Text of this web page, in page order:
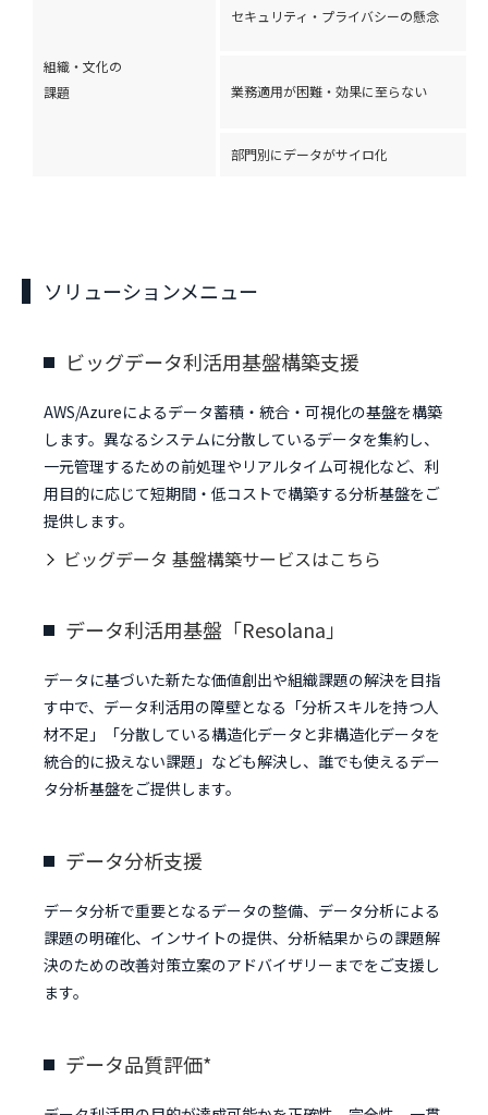
組織・文化の
課題
セキュリティ・プライバシーの懸念
業務適用が困難・効果に至らない
部門別にデータがサイロ化
ソリューションメニュー
ビッグデータ利活用基盤構築支援
AWS/Azureによるデータ蓄積・統合・可視化の基盤を構築
します。異なるシステムに分散しているデータを集約し、
一元管理するための前処理やリアルタイム可視化など、利
用目的に応じて短期間・低コストで構築する分析基盤をご
提供します。
ビッグデータ 基盤構築サービスはこちら
データ利活用基盤「Resolana」
データに基づいた新たな価値創出や組織課題の解決を目指
す中で、データ利活用の障壁となる「分析スキルを持つ人
材不足」「分散している構造化データと非構造化データを
統合的に扱えない課題」なども解決し、誰でも使えるデー
タ分析基盤をご提供します。
データ分析支援
データ分析で重要となるデータの整備、データ分析による
課題の明確化、インサイトの提供、分析結果からの課題解
決のための改善対策立案のアドバイザリーまでをご支援し
ます。
データ品質評価*